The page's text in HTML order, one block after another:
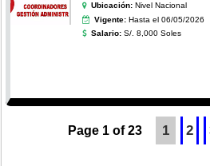
Ubicación: Nivel Nacional
Vigente: Hasta el 06/05/2026
Salario: S/. 8,000 Soles
Page 1 of 23 1 2